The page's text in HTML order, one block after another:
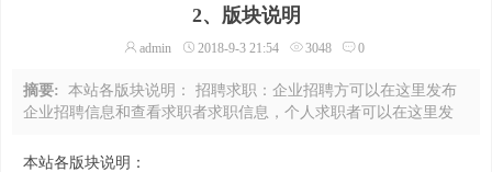
婚恋交友 产业市场 分类信息
合作
2、版块说明
admin 2018-9-3 21:54 3048 0
摘要:本站各版块说明： 招聘求职：企业招聘方可以在这里发布
企业招聘信息和查看求职者求职信息，个人求职者可以在这里发
专区，方便求职者对企业有更真实的了 ...
本站各版块说明：